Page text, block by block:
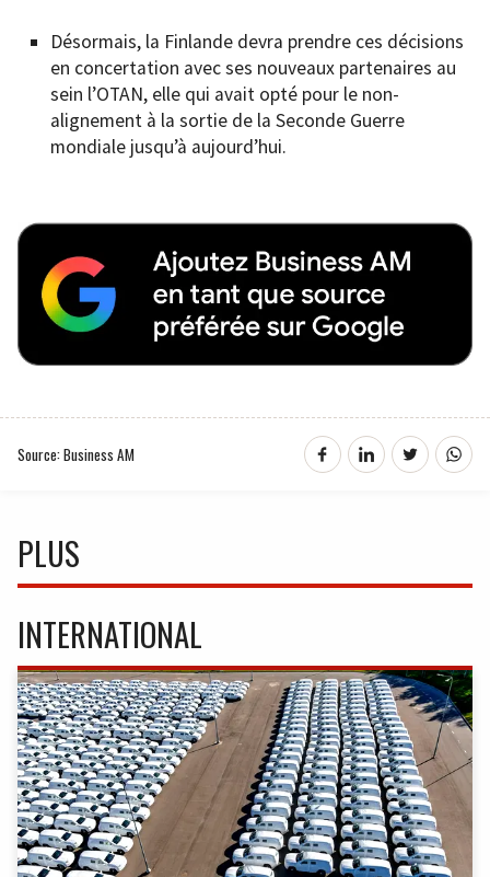
Désormais, la Finlande devra prendre ces décisions
en concertation avec ses nouveaux partenaires au
sein l’OTAN, elle qui avait opté pour le non-
alignement à la sortie de la Seconde Guerre
mondiale jusqu’à aujourd’hui.
Source: Business AM
PLUS
INTERNATIONAL